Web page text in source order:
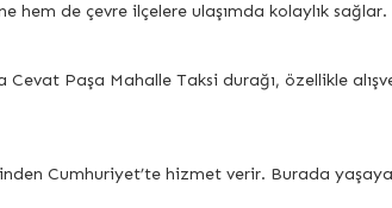
hem de çevre ilçelere ulaşımda kolaylık sağlar.
Paşa Mahalle Taksi durağı, özellikle
Cumhuriyet’te hizmet verir. Burada